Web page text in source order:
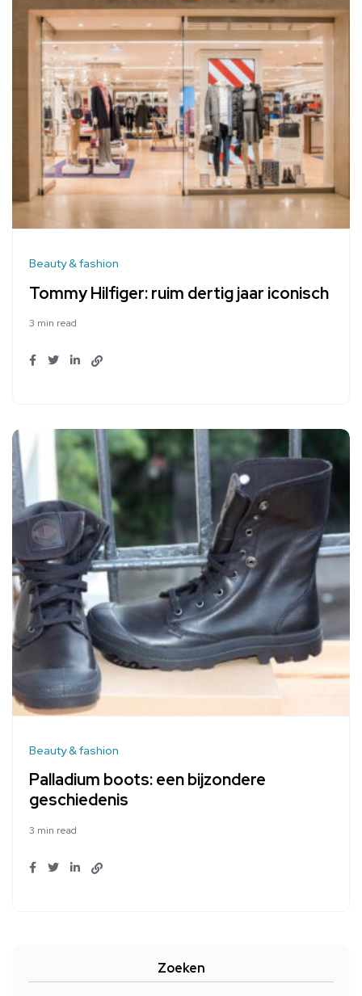
Beauty & fashion
Tommy Hilfiger: ruim dertig jaar iconisch
3 min read
Beauty & fashion
Palladium boots: een bijzondere
geschiedenis
3 min read
Zoeken